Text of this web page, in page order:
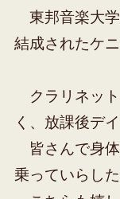
東邦音楽大
結成されたケ
クラリネット
く、放課後デ
皆さんで身体
乗っていらした